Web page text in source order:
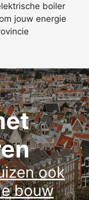
boiler
jouw energie
ook
bouw